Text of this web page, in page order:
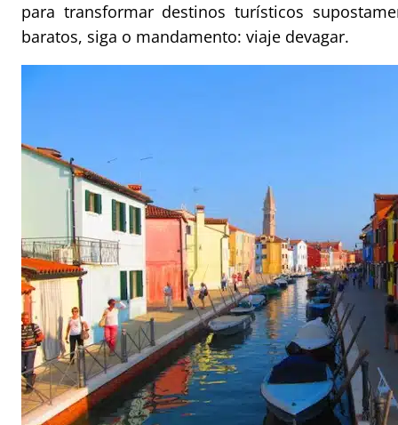
para transformar destinos turísticos
baratos, siga o mandamento: viaje devagar.